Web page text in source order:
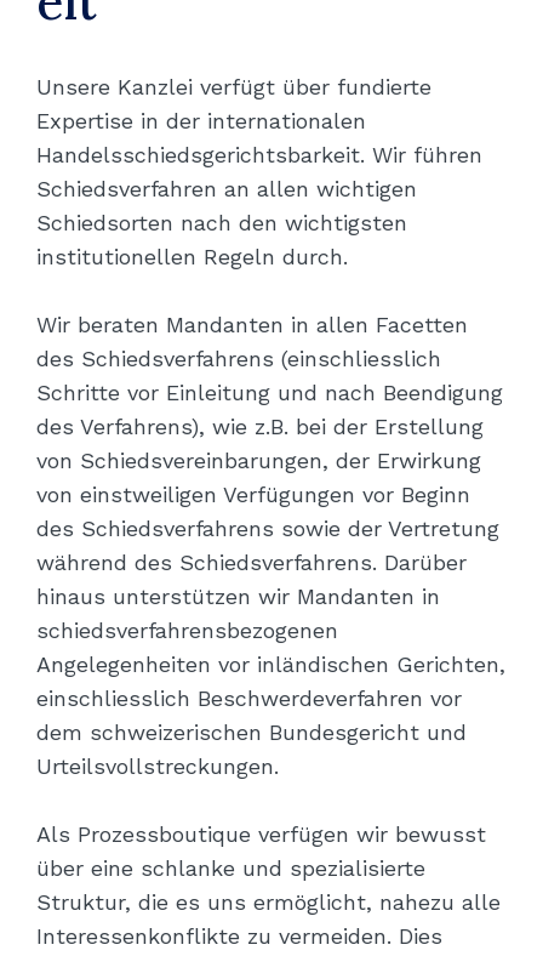
Unsere Kanzlei verfügt über fundierte
Expertise in der internationalen
Handelsschiedsgerichtsbarkeit. Wir führen
Schiedsverfahren an allen wichtigen
Schiedsorten nach den wichtigsten
institutionellen Regeln durch.
Wir beraten Mandanten in allen Facetten
des Schiedsverfahrens (einschliesslich
Schritte vor Einleitung und nach Beendigung
des Verfahrens), wie z.B. bei der Erstellung
von Schiedsvereinbarungen, der Erwirkung
von einstweiligen Verfügungen vor Beginn
des Schiedsverfahrens sowie der Vertretung
während des Schiedsverfahrens. Darüber
hinaus unterstützen wir Mandanten in
schiedsverfahrensbezogenen
Angelegenheiten vor inländischen Gerichten,
einschliesslich Beschwerdeverfahren vor
dem schweizerischen Bundesgericht und
Urteilsvollstreckungen.
Als Prozessboutique verfügen wir bewusst
über eine schlanke und spezialisierte
Struktur, die es uns ermöglicht, nahezu alle
Interessenkonflikte zu vermeiden. Dies